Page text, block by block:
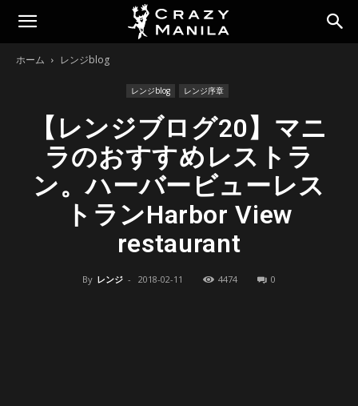
ホーム レンジblog
レンジblog レンジ序章
【レンジブログ20】マニ
ラのおすすめレストラ
ン。ハーバービューレス
トランHarbor View
restaurant
By レンジ - 2018-02-11 4474 0